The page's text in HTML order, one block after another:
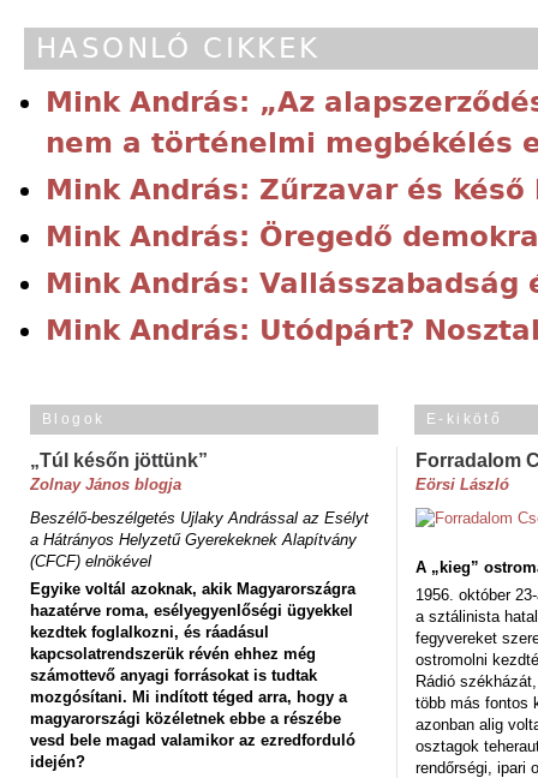
HASONLÓ CIKKEK
Mink András: „Az
nem a történelmi megbékélés
Mink András: Zűrzavar és késő
Mink András: Öregedő
Mink András: Vallásszabadság
Mink András: Utódpárt?
Blogok
„Túl későn jöttünk”
Zolnay János blogja
Beszélő-beszélgetés Ujlaky Andrással az Esélyt
a Hátrányos Helyzetű Gyerekeknek Alapítvány
(CFCF) elnökével
Egyike voltál azoknak, akik Magyarországra
hazatérve roma, esélyegyenlőségi ügyekkel
kezdtek foglalkozni, és ráadásul
kapcsolatrendszerük révén ehhez még
számottevő anyagi forrásokat is tudtak
mozgósítani. Mi indított téged arra, hogy a
magyarországi közéletnek ebbe a részébe
vesd bele magad valamikor az ezredforduló
idején?
E-kikötő
Forradalom
Eörsi László
A „kieg”
1956. október
a sztálinista
fegyvereket
ostromolni
Rádió
több más fontos
azonban alig
osztagok
rendőrségi, ipari